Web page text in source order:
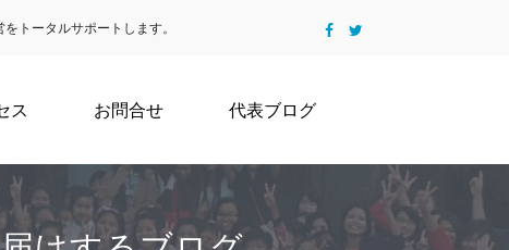
トータルサポートします。
ス お問合せ 代表ブログ